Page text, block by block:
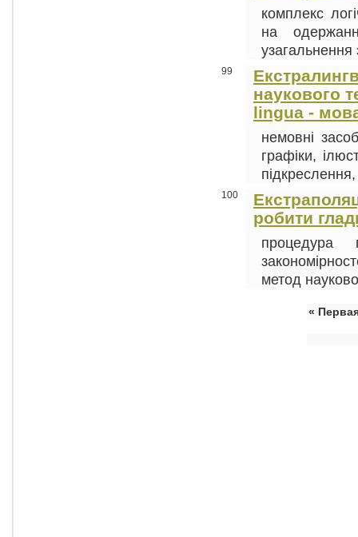
комплекс
на
узагальнення
99
наукового
lingua -
немовні
графіки,
100
робити
процедура
метод
«